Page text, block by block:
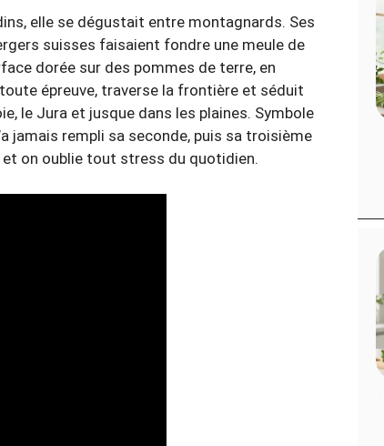
elle se dégustait entre montagnards. Ses
suisses faisaient fondre une meule de
dorée sur des pommes de terre, en
épreuve, traverse la frontière et séduit
le Jura et jusque dans les plaines. Symbole
jamais rempli sa seconde, puis sa troisième
et on oublie tout stress du quotidien.